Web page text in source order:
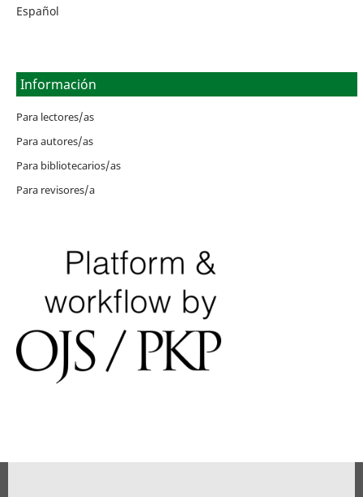
Español
Información
Para lectores/as
Para autores/as
Para bibliotecarios/as
Para revisores/a